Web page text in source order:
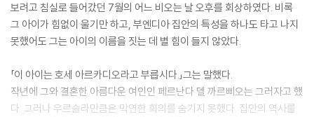
보려고 침실로 들어갔던 7월의 어느 비오는 날 오후를 회상하였다. 비록
그 아이가 힘없이 울기만 하고, 부엔디아 집안의 특성을 하나도 타고 나지
못했어도 그는 아이의 이름을 짓는 데 별 힘이 들지 않았다.
「이 아이는 호세 아르카디오라고 부릅시다.」그는 말했다.
작년에 그와 결혼한 아름다운 여인인 페르난다 델 까르삐오는 그러자고 했
다. 그러나 우르슬라만큼은 막연한 회의를 숨기지 못했다. 집안의 역사를